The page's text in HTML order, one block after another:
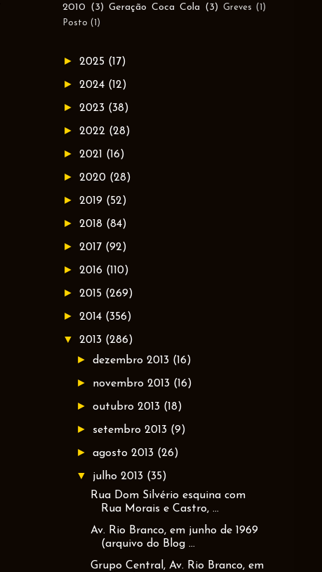
2010 (3) Geração Coca Cola (3) Greves (1)
Posto (1)
► 2025 (17)
► 2024 (12)
► 2023 (38)
► 2022 (28)
► 2021 (16)
► 2020 (28)
► 2019 (52)
► 2018 (84)
► 2017 (92)
► 2016 (110)
► 2015 (269)
► 2014 (356)
▼ 2013 (286)
►dezembro 2013 (16)
► novembro 2013 (16)
►outubro 2013 (18)
► setembro 2013 (9)
►agosto 2013 (26)
▼ julho 2013 (35)
Rua Dom Silvério esquina com
Rua Morais e Castro, ...
Av. Rio Branco, em junho de 1969
(arquivo do Blog ...
Grupo Central, Av. Rio Branco, em